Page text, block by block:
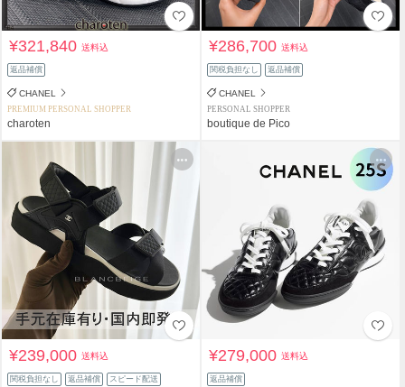
¥321,840送料込
返品補償
CHANEL
PREMIUM PERSONAL SHOPPER
charoten
¥286,700送料込
関税負担なし 返品補償
CHANEL
PERSONAL SHOPPER
boutique de Pico
¥239,000送料込
関税負担なし 返品補償 スピード配送
¥279,000送料込
返品補償